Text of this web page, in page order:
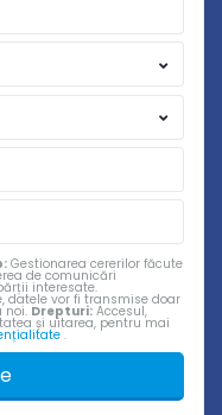
Gestionarea cererilor făcute
de comunicări
interesate.
datele vor fi transmise doar
noi. Drepturi: Accesul,
și uitarea, pentru mai
.